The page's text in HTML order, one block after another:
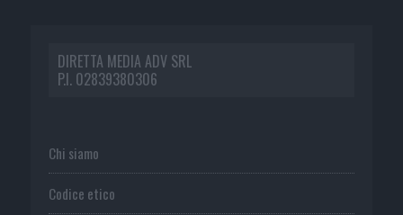
DIRETTA MEDIA ADV SRL
P.I. 02839380306
Chi siamo
Codice etico